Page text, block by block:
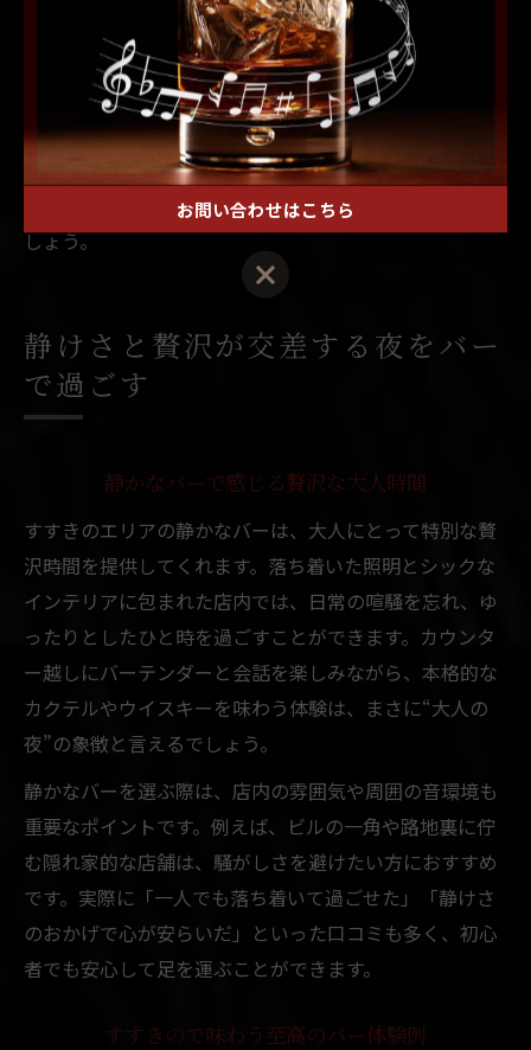
クの味をじっくり堪能できた」という利用者の声も多く
聞かれます。
静けさを保つための注意点として、大人数での利用や大
きな声での会話は控えめにし、周囲のお客様への配慮を
忘れないことが大切です。自分だけの特別な時間を味わ
うためにも、隠れ家バーならではの静けさを大切にしま
しょう。
静けさと贅沢が交差する夜をバー
で過ごす
静かなバーで感じる贅沢な大人時間
すすきのエリアの静かなバーは、大人にとって特別な贅
沢時間を提供してくれます。落ち着いた照明とシックな
インテリアに包まれた店内では、日常の喧騒を忘れ、ゆ
ったりとしたひと時を過ごすことができます。カウンタ
ー越しにバーテンダーと会話を楽しみながら、本格的な
カクテルやウイスキーを味わう体験は、まさに“大人の
夜”の象徴と言えるでしょう。
静かなバーを選ぶ際は、店内の雰囲気や周囲の音環境も
重要なポイントです。例えば、ビルの一角や路地裏に佇
む隠れ家的な店舗は、騒がしさを避けたい方におすすめ
です。実際に「一人でも落ち着いて過ごせた」「静けさ
のおかげで心が安らいだ」といった口コミも多く、初心
者でも安心して足を運ぶことができます。
すすきので味わう至高のバー体験例
お問い合わせはこちら